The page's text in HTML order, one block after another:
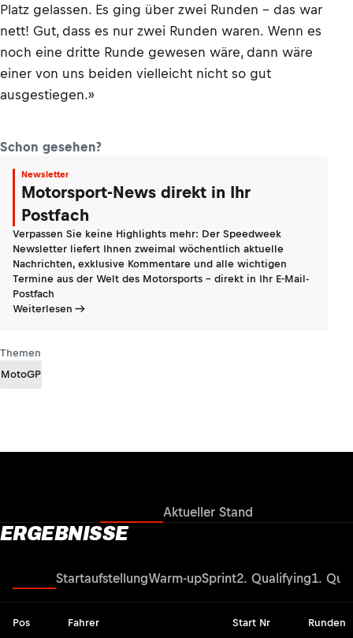
Platz gelassen. Es ging über zwei Runden – das war
nett! Gut, dass es nur zwei Runden waren. Wenn es
noch eine dritte Runde gewesen wäre, dann wäre
einer von uns beiden vielleicht nicht so gut
ausgestiegen.»
Schon gesehen?
Newsletter
Motorsport-News direkt in Ihr
Postfach
Verpassen Sie keine Highlights mehr: Der Speedweek
Newsletter liefert Ihnen zweimal wöchentlich aktuelle
Nachrichten, exklusive Kommentare und alle wichtigen
Termine aus der Welt des Motorsports - direkt in Ihr E-Mail-
Postfach
Weiterlesen
Themen
MotoGP
Aktueller Stand
ERGEBNISSE
StartaufstellungWarm-upSprint2. Qualifying1.
Pos Fahrer Start Nr Runden